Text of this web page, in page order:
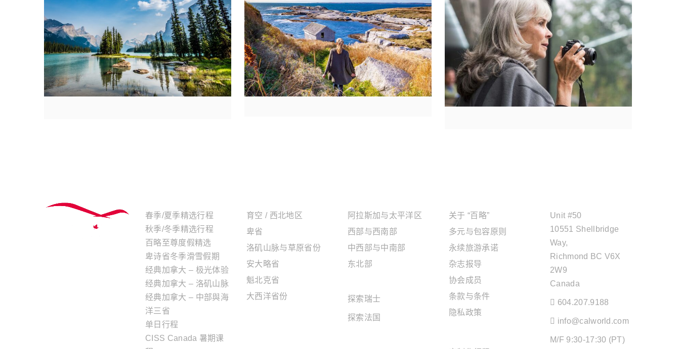
春季/夏季精选行程
秋季/冬季精选行程
百略至尊度假精选
卑诗省冬季滑雪假期
经典加拿大 – 极光体验
经典加拿大 – 洛矶山脉
经典加拿大 – 中部與海
洋三省
单日行程
CISS Canada 暑期课
育空 / 西北地区
卑省
洛矶山脉与草原省份
安大略省
魁北克省
大西洋省份
阿拉斯加与太平洋区
西部与西南部
中西部与中南部
东北部
探索瑞士
探索法国
关于 “百略”
多元与包容原则
永续旅游承诺
杂志报导
协会成员
条款与条件
隐私政策
Unit #50
10551 Shellbridge
Way,
Richmond BC V6X
2W9
Canada
604.207.9188
info@calworld.com
M/F 9:30-17:30 (PT)